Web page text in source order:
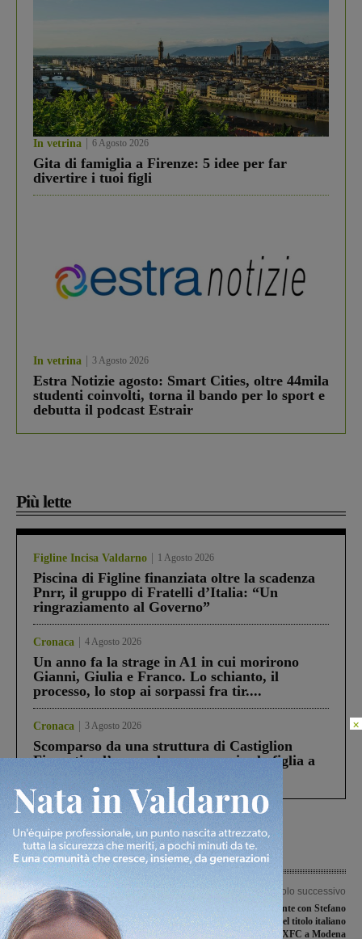
In vetrina 6 Agosto 2026
Gita di famiglia a Firenze: 5 idee per far
divertire i tuoi figli
In vetrina 3 Agosto 2026
Estra Notizie agosto: Smart Cities, oltre 44mila
studenti coinvolti, torna il bando per lo sport e
debutta il podcast Estrair
Più lette
Figline Incisa Valdarno 1 Agosto 2026
Piscina di Figline finanziata oltre la scadenza
Pnrr, il gruppo di Fratelli d’Italia: “Un
ringraziamento al Governo”
Cronaca 4 Agosto 2026
Un anno fa la strage in A1 in cui morirono
Gianni, Giulia e Franco. Lo schianto, il
processo, lo stop ai sorpassi fra tir....
Cronaca 3 Agosto 2026
Scomparso da una struttura di Castiglion
Fiorentino l’uomo che aveva ucciso la figlia a
Articolo precedente
Cassonetti ad accesso controllato,
nuovo incontro con i cittadini
Articolo successivo
Federico Arno presente con Stefano
Casini alla finale del titolo italiano
XFC a Modena
×